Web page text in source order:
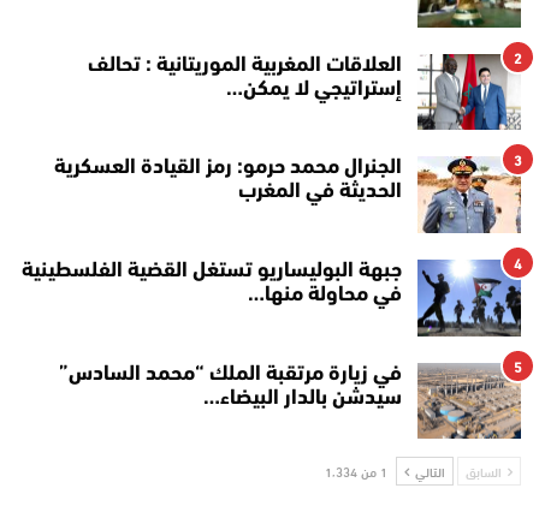
2
العلاقات المغربية الموريتانية : تحالف
إستراتيجي لا يمكن…
3
الجنرال محمد حرمو: رمز القيادة العسكرية
الحديثة في المغرب
4
جبهة البوليساريو تستغل القضية الفلسطينية
في محاولة منها…
5
في زيارة مرتقبة الملك “محمد السادس”
سيدشن بالدار البيضاء…
السابق التالي 1 من 1٬334